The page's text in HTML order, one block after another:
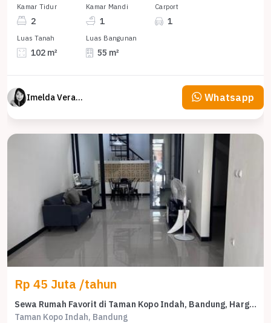
Kamar Tidur
2
Kamar Mandi
1
Carport
1
Luas Tanah
102 m²
Luas Bangunan
55 m²
Imelda Veranika Whatsapp
Rp 45 Juta /tahun
Sewa Rumah Favorit di Taman Kopo Indah, Bandung, Harga Terjangkau
Taman Kopo Indah, Bandung